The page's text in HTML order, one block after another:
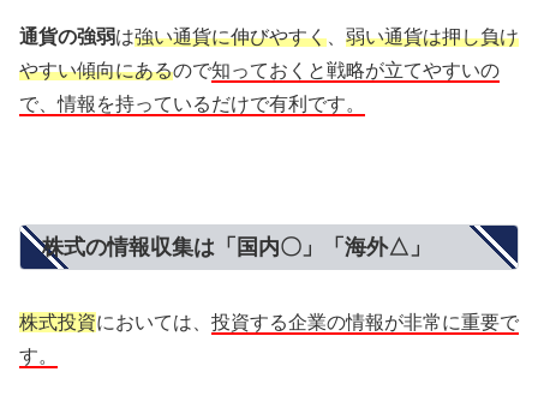
通貨の強弱は強い通貨に伸びやすく、 弱い通貨は押し負け
やすい傾向にあるので知っておくと戦略が立てやすいの
で、情報を持っているだけで有利です。
株式の情報収集は「国内〇」「海外△」
株式投資においては、 投資する企業の情報が非常に重要で
す。